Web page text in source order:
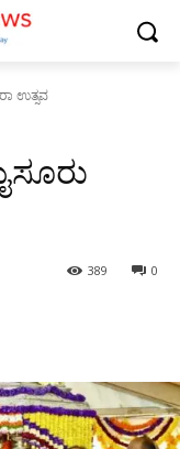
ಉತ್ಸವ
0
389